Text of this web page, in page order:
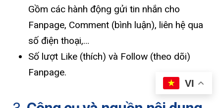
Gồm các hành động gửi tin nhắn cho
Fanpage, Comment (bình luận), liên hệ qua
số điện thoại,…
Số lượt Like (thích) và Follow (theo dõi)
Fanpage.
VI